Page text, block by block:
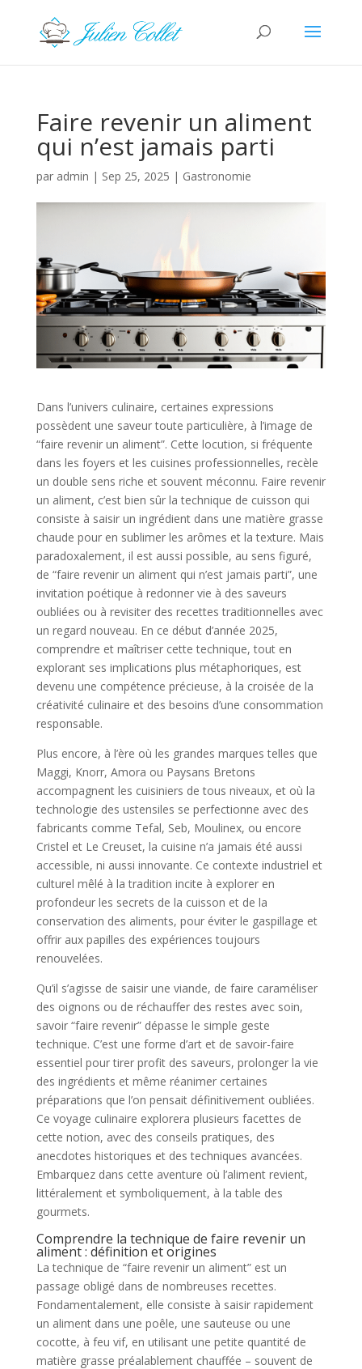
Faire revenir un aliment
qui n’est jamais parti
par admin | Sep 25, 2025 | Gastronomie
Dans l’univers culinaire, certaines expressions
possèdent une saveur toute particulière, à l’image de
“faire revenir un aliment”. Cette locution, si fréquente
dans les foyers et les cuisines professionnelles, recèle
un double sens riche et souvent méconnu. Faire revenir
un aliment, c’est bien sûr la technique de cuisson qui
consiste à saisir un ingrédient dans une matière grasse
chaude pour en sublimer les arômes et la texture. Mais
paradoxalement, il est aussi possible, au sens figuré,
de “faire revenir un aliment qui n’est jamais parti”, une
invitation poétique à redonner vie à des saveurs
oubliées ou à revisiter des recettes traditionnelles avec
un regard nouveau. En ce début d’année 2025,
comprendre et maîtriser cette technique, tout en
explorant ses implications plus métaphoriques, est
devenu une compétence précieuse, à la croisée de la
créativité culinaire et des besoins d’une consommation
responsable.
Plus encore, à l’ère où les grandes marques telles que
Maggi, Knorr, Amora ou Paysans Bretons
accompagnent les cuisiniers de tous niveaux, et où la
technologie des ustensiles se perfectionne avec des
fabricants comme Tefal, Seb, Moulinex, ou encore
Cristel et Le Creuset, la cuisine n’a jamais été aussi
accessible, ni aussi innovante. Ce contexte industriel et
culturel mêlé à la tradition incite à explorer en
profondeur les secrets de la cuisson et de la
conservation des aliments, pour éviter le gaspillage et
offrir aux papilles des expériences toujours
renouvelées.
Qu’il s’agisse de saisir une viande, de faire caraméliser
des oignons ou de réchauffer des restes avec soin,
savoir “faire revenir” dépasse le simple geste
technique. C’est une forme d’art et de savoir-faire
essentiel pour tirer profit des saveurs, prolonger la vie
des ingrédients et même réanimer certaines
préparations que l’on pensait définitivement oubliées.
Ce voyage culinaire explorera plusieurs facettes de
cette notion, avec des conseils pratiques, des
anecdotes historiques et des techniques avancées.
Embarquez dans cette aventure où l’aliment revient,
littéralement et symboliquement, à la table des
gourmets.
Comprendre la technique de faire revenir un
aliment : définition et origines
La technique de “faire revenir un aliment” est un
passage obligé dans de nombreuses recettes.
Fondamentalement, elle consiste à saisir rapidement
un aliment dans une poêle, une sauteuse ou une
cocotte, à feu vif, en utilisant une petite quantité de
matière grasse préalablement chauffée – souvent de